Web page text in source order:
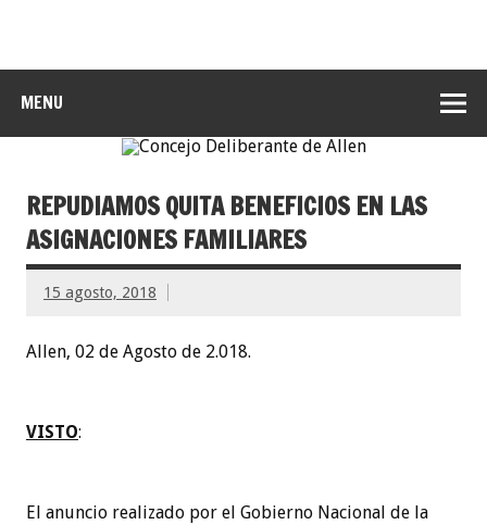
MENU
REPUDIAMOS QUITA BENEFICIOS EN LAS
ASIGNACIONES FAMILIARES
15 agosto, 2018
Allen, 02 de Agosto de 2.018.
VISTO:
El anuncio realizado por el Gobierno Nacional de la